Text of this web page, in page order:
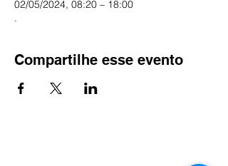
02/05/2024, 08:20 – 18:00
.
Compartilhe esse evento